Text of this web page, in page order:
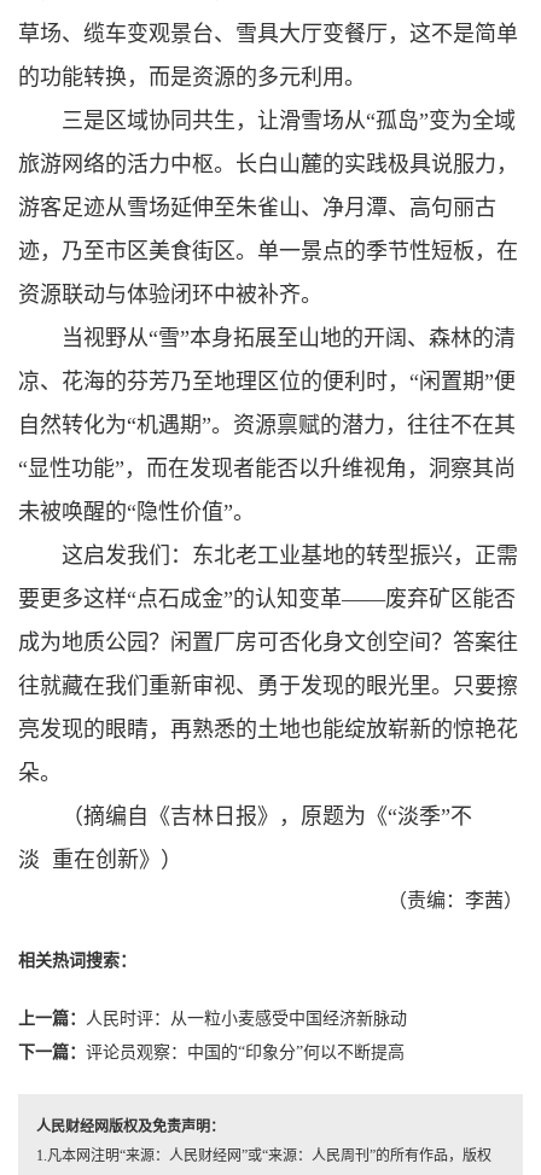
草场、缆车变观景台、雪具大厅变餐厅，这不是简单
的功能转换，而是资源的多元利用。
三是区域协同共生，让滑雪场从“孤岛”变为全域
旅游网络的活力中枢。长白山麓的实践极具说服力，
游客足迹从雪场延伸至朱雀山、净月潭、高句丽古
迹，乃至市区美食街区。单一景点的季节性短板，在
资源联动与体验闭环中被补齐。
当视野从“雪”本身拓展至山地的开阔、森林的清
凉、花海的芬芳乃至地理区位的便利时，“闲置期”便
自然转化为“机遇期”。资源禀赋的潜力，往往不在其
“显性功能”，而在发现者能否以升维视角，洞察其尚
未被唤醒的“隐性价值”。
这启发我们：东北老工业基地的转型振兴，正需
要更多这样“点石成金”的认知变革——废弃矿区能否
成为地质公园？闲置厂房可否化身文创空间？答案往
往就藏在我们重新审视、勇于发现的眼光里。只要擦
亮发现的眼睛，再熟悉的土地也能绽放崭新的惊艳花
朵。
（摘编自《吉林日报》，原题为《“淡季”不
淡 重在创新》）
（责编：李茜）
相关热词搜索：
上一篇： 人民时评：从一粒小麦感受中国经济新脉动
下一篇： 评论员观察：中国的“印象分”何以不断提高
人民财经网版权及免责声明：
1.凡本网注明“来源：人民财经网”或“来源：人民周刊”的所有作品，版权